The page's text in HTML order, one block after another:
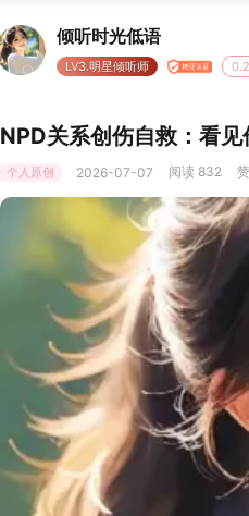
倾听时光低语
LV3.明星倾听师
NPD关系创伤自救：看
个人原创 2026-07-07 阅读 832